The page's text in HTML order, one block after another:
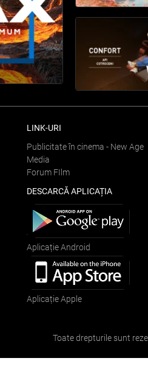
LINK-URI
Publicitate în cinema - New Age
Media
Forum FIlm
DESCARCĂ APLICAȚIA
Aplicație Android
Aplicație Apple
Toate drepturile sunt